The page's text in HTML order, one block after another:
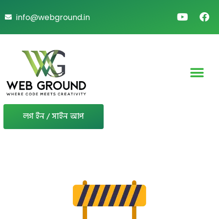
info@webground.in
লগ ইন / সাইন আপ